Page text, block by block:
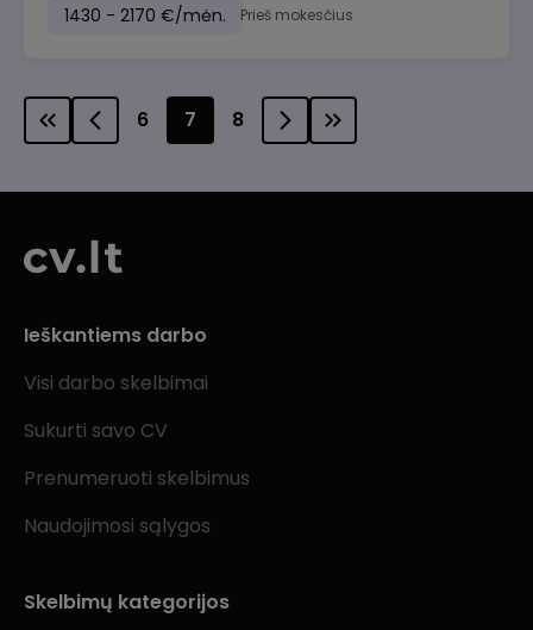
1430 - 2170 €/mėn. Prieš mokesčius
6 7 8
Ieškantiems darbo
Visi darbo skelbimai
Sukurti savo CV
Prenumeruoti skelbimus
Naudojimosi sąlygos
Skelbimų kategorijos